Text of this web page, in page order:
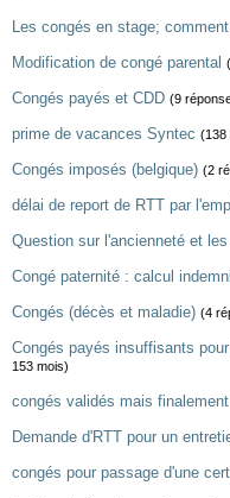
Les congés en stage;
Modification de congé parental
Congés payés et CDD (9
prime de vacances Syntec (138
Congés imposés (belgique) (2
délai de report de RTT par
Question sur l'ancienneté et
Congé paternité : calcul
Congés (décès et maladie) (4
Congés payés insuffisants
153 mois)
congés validés mais
Demande d'RTT pour un
congés pour passage d'une